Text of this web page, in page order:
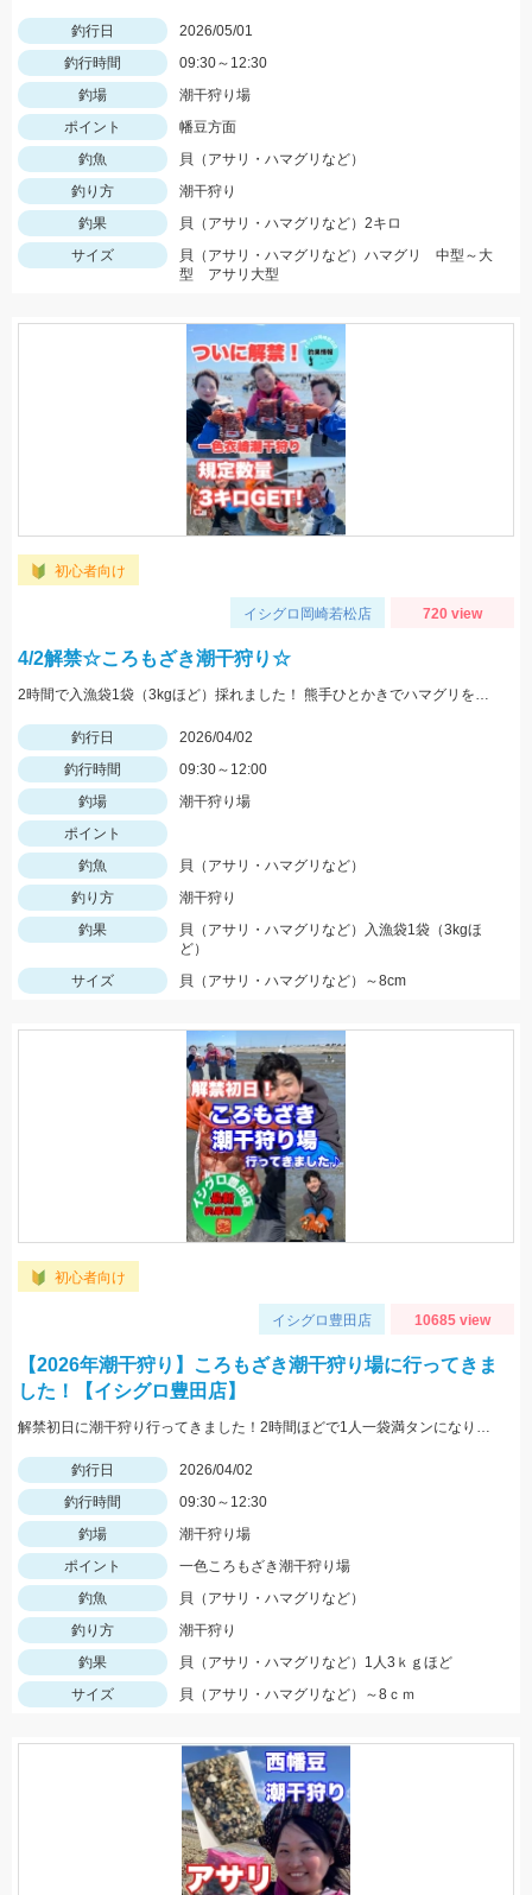
釣行日
2026/05/01
釣行時間
09:30～12:30
釣場
潮干狩り場
ポイント
幡豆方面
釣魚
貝（アサリ・ハマグリなど）
釣り方
潮干狩り
釣果
貝（アサリ・ハマグリなど）2キロ
サイズ
貝（アサリ・ハマグリなど）ハマグリ 中型～大
型 アサリ大型
初心者向け
イシグロ岡崎若松店 720 view
4/2解禁☆ころもざき潮干狩り☆
2時間で入漁袋1袋（3kgほど）採れました！ 熊手ひとかきでハマグリを見つけることが出来たので、深く掘らずに浅く広範囲に探してみましょう♪
釣行日
2026/04/02
釣行時間
09:30～12:00
釣場
潮干狩り場
ポイント
釣魚
貝（アサリ・ハマグリなど）
釣り方
潮干狩り
釣果
貝（アサリ・ハマグリなど）入漁袋1袋（3kgほ
ど）
サイズ
貝（アサリ・ハマグリなど）～8cm
初心者向け
イシグロ豊田店 10685 view
【2026年潮干狩り】ころもざき潮干狩り場に行ってきま
した！【イシグロ豊田店】
解禁初日に潮干狩り行ってきました！2時間ほどで1人一袋満タンになりましたよ♪
釣行日
2026/04/02
釣行時間
09:30～12:30
釣場
潮干狩り場
ポイント
一色ころもざき潮干狩り場
釣魚
貝（アサリ・ハマグリなど）
釣り方
潮干狩り
釣果
貝（アサリ・ハマグリなど）1人3ｋｇほど
サイズ
貝（アサリ・ハマグリなど）～8ｃｍ